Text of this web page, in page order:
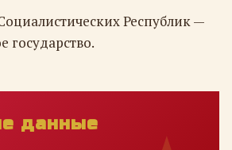
Республик —
государство.
данные